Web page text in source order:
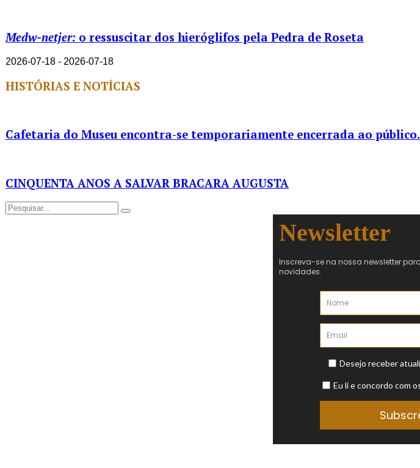
Medw-netjer: o ressuscitar dos hieróglifos pela Pedra de Roseta
2026-07-18 - 2026-07-18
HISTÓRIAS E NOTÍCIAS
Cafetaria do Museu encontra-se temporariamente encerrada ao público.
CINQUENTA ANOS A SALVAR BRACARA AUGUSTA